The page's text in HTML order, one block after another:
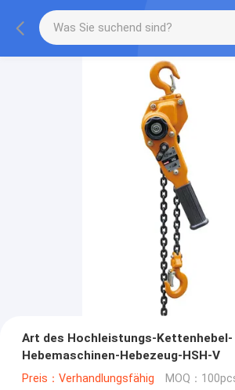
Art des Hochleistungs-Kettenhebel-
Hebemaschinen-Hebezeug-HSH-V
Preis：Verhandlungsfähig MOQ：